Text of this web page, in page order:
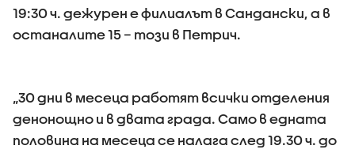
19:30 ч. дежурен е филиалът в Сандански, а в
останалите 15 – този в Петрич.
„30 дни в месеца работят всички отделения
денонощно и в двата града. Само в едната
половина на месеца се налага след 19.30 ч. до